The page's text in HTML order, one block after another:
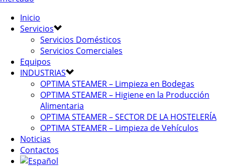
Inicio
Servicios
Servicios Domésticos
Servicios Comerciales
Equipos
INDUSTRIAS
OPTIMA STEAMER – Limpieza en Bodegas
OPTIMA STEAMER – Higiene en la Producción
Alimentaria
OPTIMA STEAMER – SECTOR DE LA HOSTELERÍA
OPTIMA STEAMER – Limpieza de Vehículos
Noticias
Contactos